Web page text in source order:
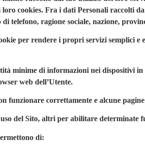
cookies. Fra i dati Personali raccolti
telefono, ragione sociale, nazione,
per rendere i propri servizi semplici e
minime di informazioni nei dispositivi
web dell’Utente.
funzionare correttamente e alcune
del Sito, altri per abilitare determinate
di: